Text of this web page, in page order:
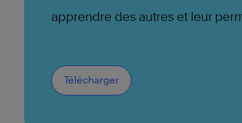
apprendre des autres et leur
Télécharger